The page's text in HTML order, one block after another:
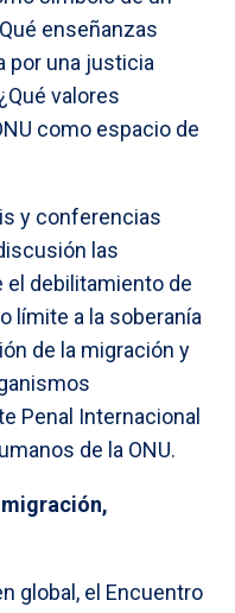
enseñanzas
por una justicia
valores
como espacio de
y conferencias
las
debilitamiento de
límite a la soberanía
de la migración y
Penal Internacional
de la ONU.
global, el Encuentro